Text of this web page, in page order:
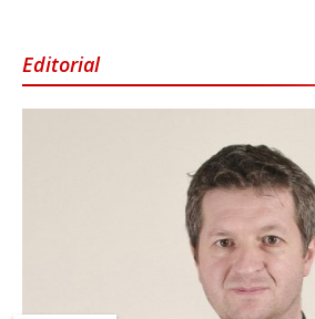
Editorial